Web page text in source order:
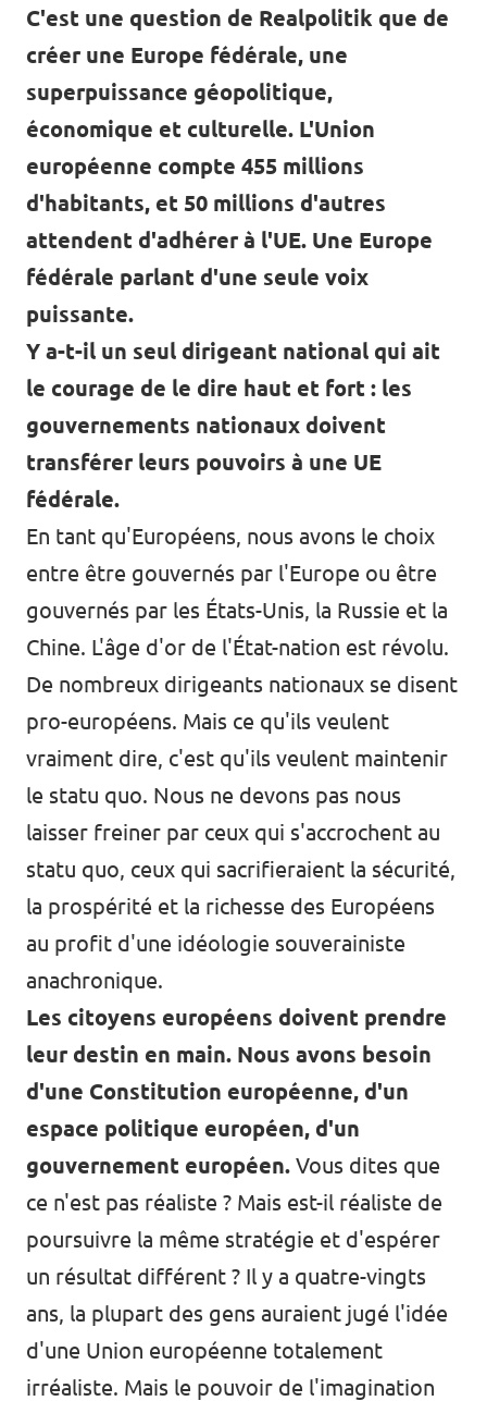
C'est une question de Realpolitik que de
créer une Europe fédérale, une
superpuissance géopolitique,
économique et culturelle. L'Union
européenne compte 455 millions
d'habitants, et 50 millions d'autres
attendent d'adhérer à l'UE. Une Europe
fédérale parlant d'une seule voix
puissante.
Y a-t-il un seul dirigeant national qui ait
le courage de le dire haut et fort : les
gouvernements nationaux doivent
transférer leurs pouvoirs à une UE
fédérale.
En tant qu'Européens, nous avons le choix
entre être gouvernés par l'Europe ou être
gouvernés par les États-Unis, la Russie et la
Chine. L'âge d'or de l'État-nation est révolu.
De nombreux dirigeants nationaux se disent
pro-européens. Mais ce qu'ils veulent
vraiment dire, c'est qu'ils veulent maintenir
le statu quo. Nous ne devons pas nous
laisser freiner par ceux qui s'accrochent au
statu quo, ceux qui sacrifieraient la sécurité,
la prospérité et la richesse des Européens
au profit d'une idéologie souverainiste
anachronique.
Les citoyens européens doivent prendre
leur destin en main. Nous avons besoin
d'une Constitution européenne, d'un
espace politique européen, d'un
gouvernement européen. Vous dites que
ce n'est pas réaliste ? Mais est-il réaliste de
poursuivre la même stratégie et d'espérer
un résultat différent ? Il y a quatre-vingts
ans, la plupart des gens auraient jugé l'idée
d'une Union européenne totalement
irréaliste. Mais le pouvoir de l'imagination